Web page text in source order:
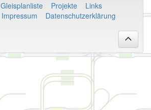
Gleisplanliste Projekte
Links
Impressum
Datenschutzerklärung